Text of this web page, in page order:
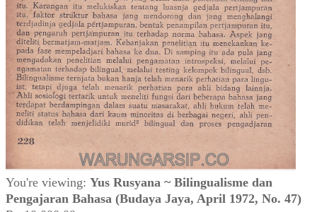
You're viewing: Yus Rusyana ~ Bilingualisme dan
Pengajaran Bahasa (Budaya Jaya, April 1972, No. 47)